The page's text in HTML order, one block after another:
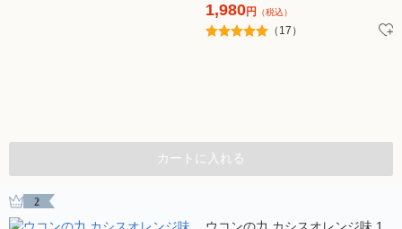
1,980円 （税込）
（17）
カートに入れる
2